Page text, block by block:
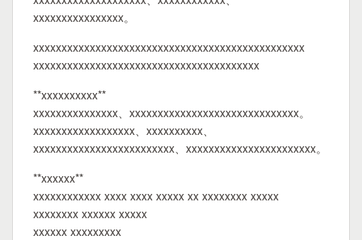
xxxxxxxxxxxxxxxx。
xxxxxxxxxxxxxxxxxxxxxxxxxxxxxxxxxxxxxxxxxxxxxxxx
xxxxxxxxxxxxxxxxxxxxxxxxxxxxxxxxxxxxxxxx
**xxxxxxxxxx**
xxxxxxxxxxxxxxx、xxxxxxxxxxxxxxxxxxxxxxxxxxxxxx。
xxxxxxxxxxxxxxxxxx、xxxxxxxxxx、
xxxxxxxxxxxxxxxxxxxxxxxxx、xxxxxxxxxxxxxxxxxxxxxxx。
**xxxxxx**
xxxxxxxxxxxx xxxx xxxx xxxxx xx xxxxxxxx xxxxx
xxxxxxxx xxxxxx xxxxx
xxxxxx xxxxxxxxx